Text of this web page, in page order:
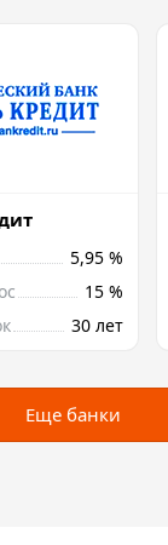
5,95 %
15 %
30 лет
Еще банки